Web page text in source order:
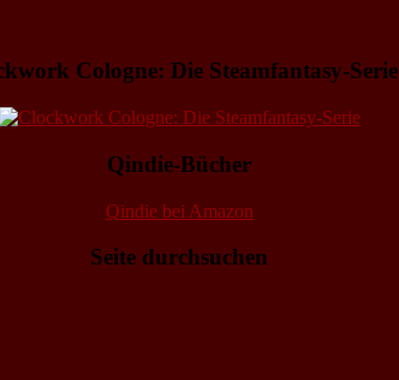
Cologne: Die Steamfantasy-Serie
Qindie-Bücher
Qindie bei Amazon
Seite durchsuchen